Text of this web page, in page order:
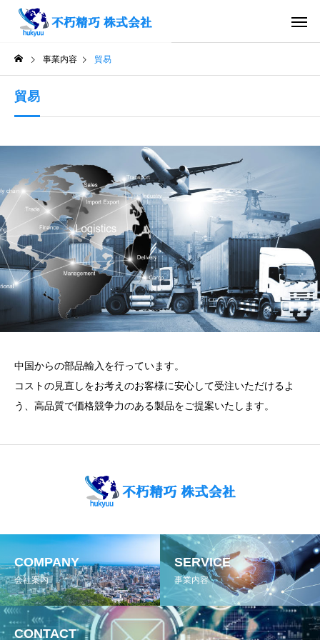
事業内容 貿易
貿易
中国からの部品輸入を行っています。
コストの見直しをお考えのお客様に安心して受注いただけるよ
う、高品質で価格競争力のある製品をご提案いたします。
COMPANY
会社案内
SERVICE
事業内容
CONTACT